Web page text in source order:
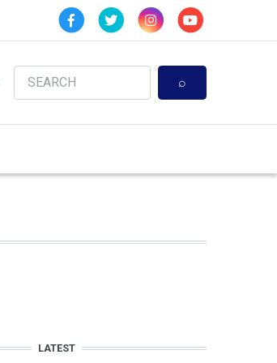
Search
LATEST